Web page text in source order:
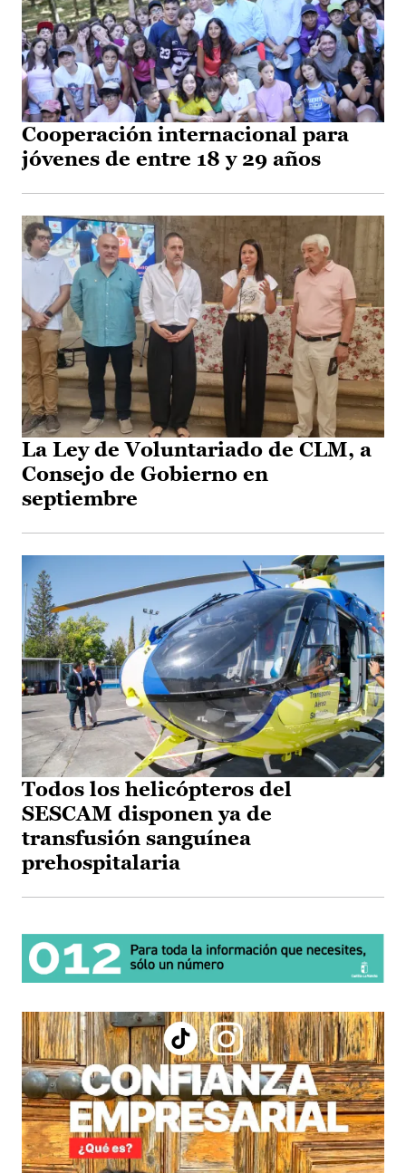
Cooperación internacional para
jóvenes de entre 18 y 29 años
La Ley de Voluntariado de CLM, a
Consejo de Gobierno en
septiembre
Todos los helicópteros del
SESCAM disponen ya de
transfusión sanguínea
prehospitalaria